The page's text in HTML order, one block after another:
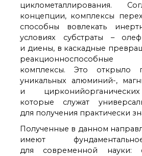
циклометаллирования.
концепции, комплексы
способны вовлекать
условиях субстраты –
и диены, в каскадные
реакционноспособные
комплексы. Это открыло
уникальных алюминий-,
и
которые служат
для получения практически
Полученные в данном
имеют
для современной науки: